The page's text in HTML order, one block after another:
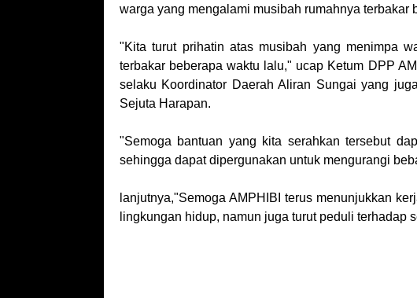
warga yang mengalami musibah rumahnya terbakar
"Kita turut prihatin atas musibah yang menimpa
terbakar beberapa waktu lalu," ucap Ketum DPP
selaku Koordinator Daerah Aliran Sungai yang
Sejuta Harapan.
"Semoga bantuan yang kita serahkan tersebut
sehingga dapat dipergunakan untuk mengurangi
lanjutnya,"Semoga AMPHIBI terus menunjukkan
lingkungan hidup, namun juga turut peduli terhadap